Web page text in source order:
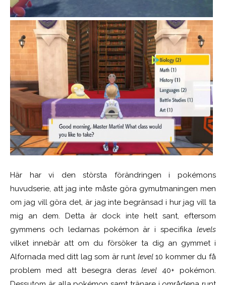
Här har vi den största förändringen i pokémons
huvudserie, att jag inte måste göra gymutmaningen men
om jag vill göra det, är jag inte begränsad i hur jag vill ta
mig an dem. Detta är dock inte helt sant, eftersom
gymmens och ledarnas pokémon är i specifika levels
vilket innebär att om du försöker ta dig an gymmet i
Alfornada med ditt lag som är runt level10 kommer du få
problem med att besegra deraslevel 40+ pokémon.